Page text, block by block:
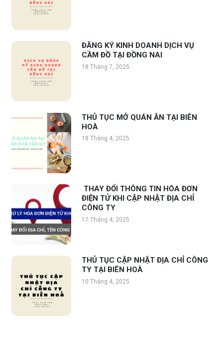
ĐĂNG KÝ KINH DOANH DỊCH VỤ
CẦM ĐỒ TẠI ĐỒNG NAI
18 Tháng 7, 2025
THỦ TỤC MỞ QUÁN ĂN TẠI BIÊN
HOÀ
18 Tháng 4, 2025
THAY ĐỔI THÔNG TIN HÓA ĐƠN
ĐIỆN TỬ KHI CẬP NHẬT ĐỊA CHỈ
CÔNG TY
17 Tháng 4, 2025
THỦ TỤC CẬP NHẬT ĐỊA CHỈ CÔNG
TY TẠI BIÊN HOÀ
10 Tháng 4, 2025